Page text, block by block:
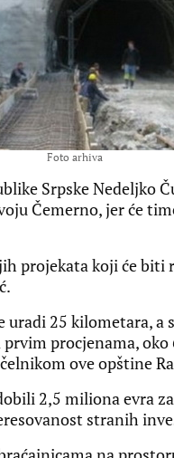
Foto arhiva
Srpske Nedeljko
Čemerno, jer će
projekata koji će
uradi 25 kilometara, a
procjenama,
ove opštine
2,5 miliona evra
stranih